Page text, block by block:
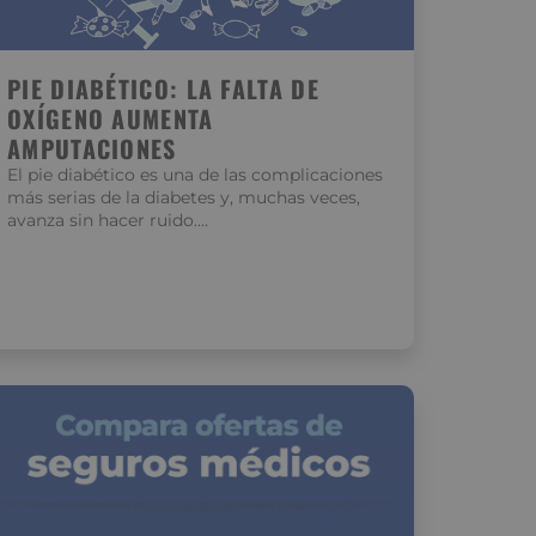
PIE DIABÉTICO: LA FALTA DE
OXÍGENO AUMENTA
AMPUTACIONES
El pie diabético es una de las complicaciones
más serias de la diabetes y, muchas veces,
avanza sin hacer ruido….